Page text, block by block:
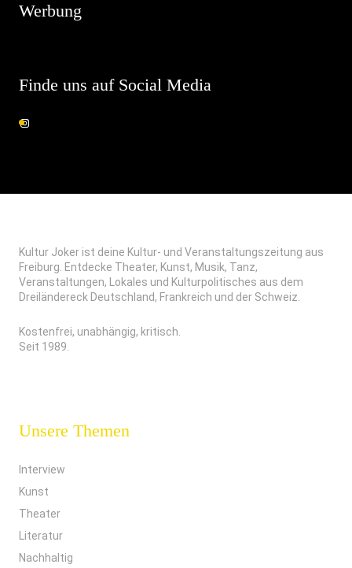
Werbung
Finde uns auf Social Media
Kultur Joker ist deine Kultur- und Veranstaltungszeitung aus
Freiburg. Entdecke Theater, Kunst, Musik, Tanz,
Veranstaltungen, Lokales und Kulturpolitisches aus dem
Dreiländereck Deutschland, Frankreich und der Schweiz.
Kostenfrei, unabhängig, kritisch.
Seit 1989.
Unsere Themen
Interview
Kunst
Theater
Literatur
Nachhaltig